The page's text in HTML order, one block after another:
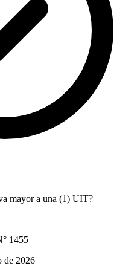
mayor a una (1) UIT?
1455
de 2026